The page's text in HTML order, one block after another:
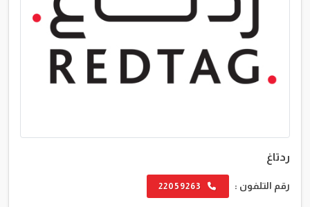
ردتاغ
رقم التلفون :